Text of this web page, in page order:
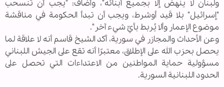
ولبنان لا ينهض إلّا بجميع أبنائه"، وأضاف: "يجب أن تنسحب
"إسرائيل" بلا قيد أوشرط، ويجب أن تبدأ الحكومة في مناقشة
موضوع الإعمار وألا يُربط بأيّ شيء آخر".
وعن الأحداث والمجازر في سورية، أكد الشيخ قاسم أنه لا علاقة لما
يحصل بحزب الله على الإطلاق، معتبرًا أنه تقع على الجيش اللبناني
مسؤولية حماية المواطنين من الاعتداءات التي تحصل على
الحدود اللبنانية السورية.